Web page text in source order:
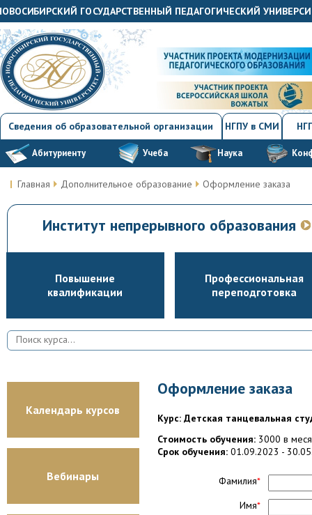
ГОСУДАРСТВЕННЫЙ ПЕДАГОГИЧЕСКИЙ
Сведения об образовательной организации НГПУ в СМИ
Абитуриенту Учеба Наука
Главная Дополнительное образование Оформление заказа
Институт непрерывного образования
Повышение
квалификации
Профессиональная
переподготовка
Календарь курсов
Вебинары
Оформление заказа
Курс: Детская танцевальная
Стоимость обучения: 3000 в
Срок обучения: 01.09.2023 -
Фамилия*
Имя*